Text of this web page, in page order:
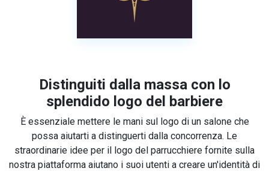
Distinguiti dalla massa con lo
splendido logo del barbiere
È essenziale mettere le mani sul logo di un salone che
possa aiutarti a distinguerti dalla concorrenza. Le
straordinarie idee per il logo del parrucchiere fornite sulla
nostra piattaforma aiutano i suoi utenti a creare un'identità di